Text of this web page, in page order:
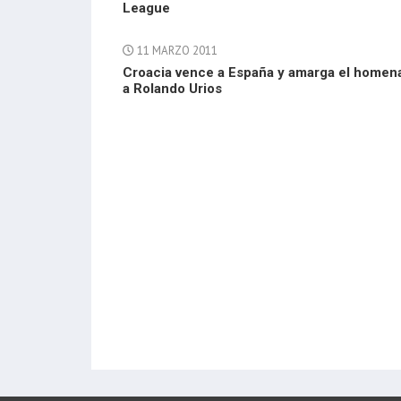
League
11 MARZO 2011
Croacia vence a España y amarga el
a Rolando Urios